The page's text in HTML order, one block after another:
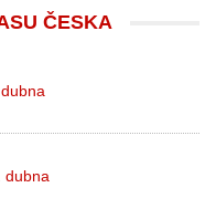
ČESKA
dubna